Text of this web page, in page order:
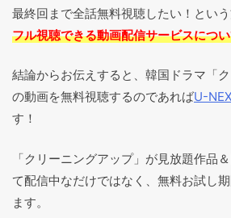
最終回まで全話無料視聴したい！という
フル視聴できる動画配信サービスにつ
結論からお伝えすると、韓国ドラマ「ク
の動画を無料視聴するのであればU-
す！
「クリーニングアップ」が見放題作品
て配信中なだけではなく、無料お試し
ます。